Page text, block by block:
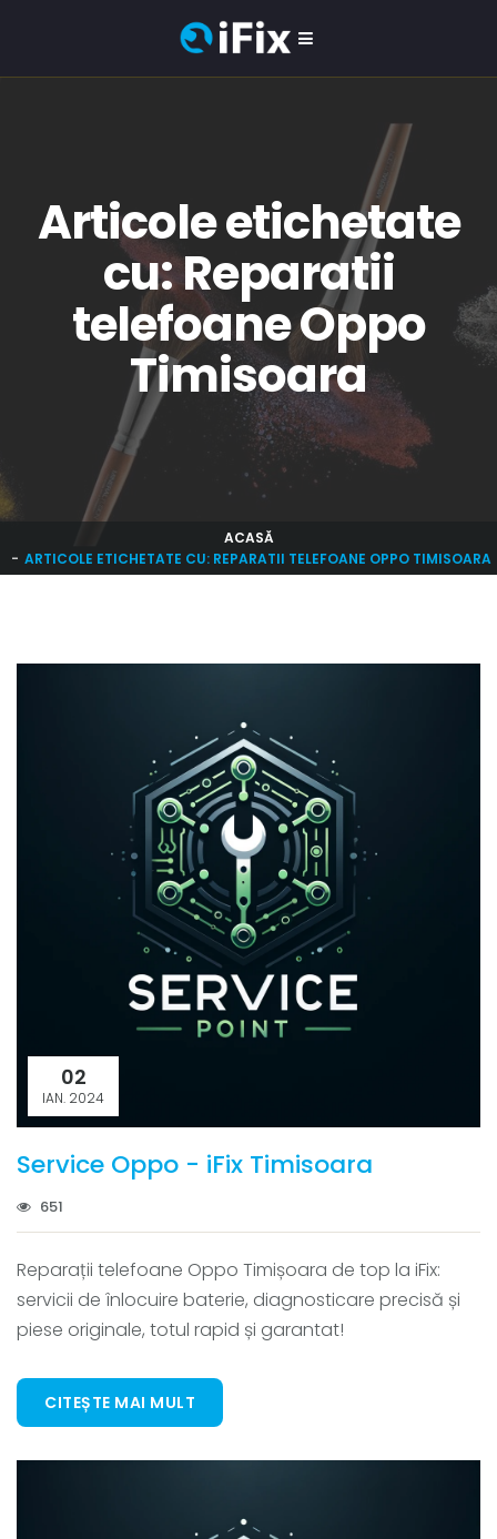
Articole etichetate
cu: Reparatii
telefoane Oppo
Timisoara
ACASĂ
ARTICOLE ETICHETATE CU: REPARATII TELEFOANE OPPO TIMISOARA
02
IAN. 2024
Service Oppo - iFix Timisoara
651
Reparații telefoane Oppo Timișoara de top la iFix:
servicii de înlocuire baterie, diagnosticare precisă și
piese originale, totul rapid și garantat!
CITEȘTE MAI MULT